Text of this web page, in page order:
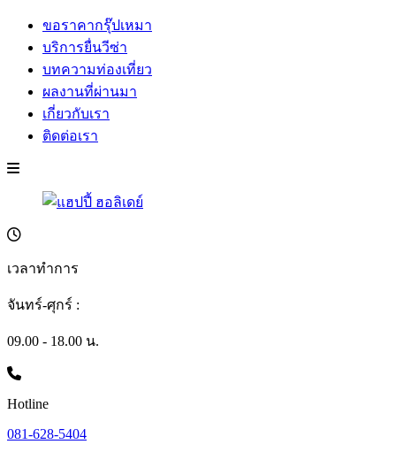
ขอราคากรุ๊ปเหมา
บริการยื่นวีซ่า
บทความท่องเที่ยว
ผลงานที่ผ่านมา
เกี่ยวกับเรา
ติดต่อเรา
เวลาทำการ
จันทร์-ศุกร์ :
09.00 - 18.00 น.
Hotline
081-628-5404